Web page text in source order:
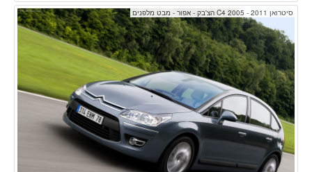
סיטרואן C4 2005 - 2011 הצ'בק - אפור - מבט מלפנים